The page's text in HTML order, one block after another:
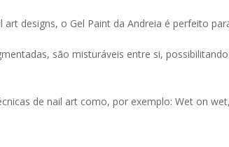
designs, o Gel Paint da Andreia é perfeito
são misturáveis entre si,
de nail art como, por exemplo: Wet on